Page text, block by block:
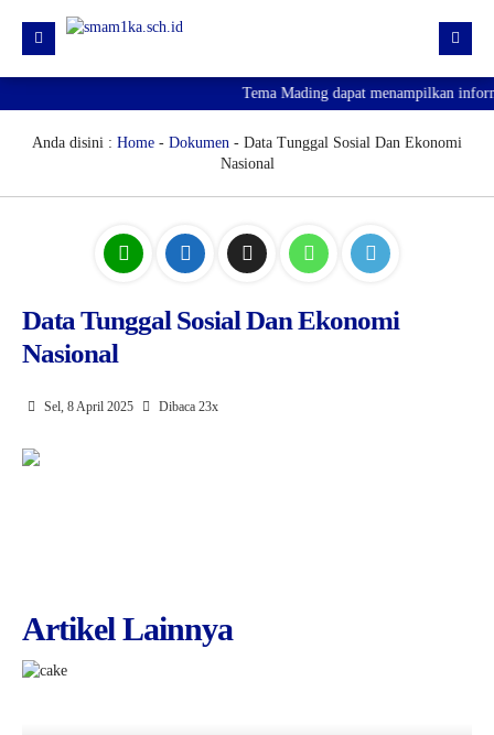
PROFIL
PJJ
Tema Mading dapat menampilkan
Anda disini : Home - Dokumen - Data Tunggal Sosial Dan Ekonomi
Nasional
Data Tunggal Sosial Dan Ekonomi
Nasional
Sel, 8 April 2025 Dibaca 23x
Artikel Lainnya